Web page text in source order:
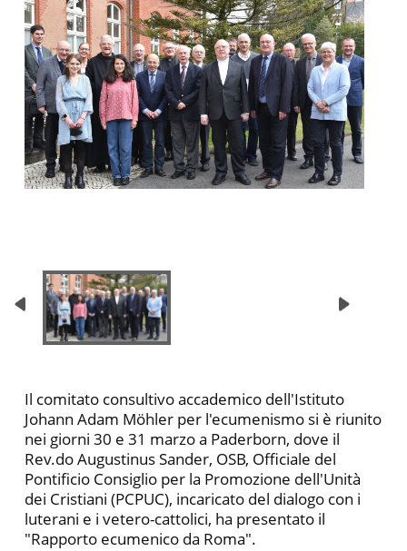
Il comitato consultivo accademico dell'Istituto
Johann Adam Möhler per l'ecumenismo si è riunito
nei giorni 30 e 31 marzo a Paderborn, dove il
Rev.do Augustinus Sander, OSB, Officiale del
Pontificio Consiglio per la Promozione dell'Unità
dei Cristiani (PCPUC), incaricato del dialogo con i
luterani e i vetero-cattolici, ha presentato il
"Rapporto ecumenico da Roma".